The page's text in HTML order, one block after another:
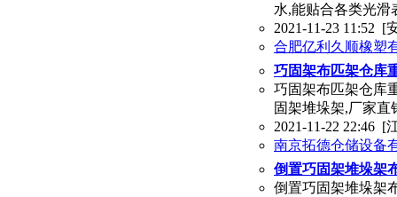
水,能贴合各类光滑
2021-11-23 11:52 [
合肥亿利久顺橡塑
巧固架布匹架仓库
巧固架布匹架仓库
固架堆垛架,厂家
2021-11-22 22:46 [
南京拓德仓储设备
倒置巧固架堆垛架
倒置巧固架堆垛架